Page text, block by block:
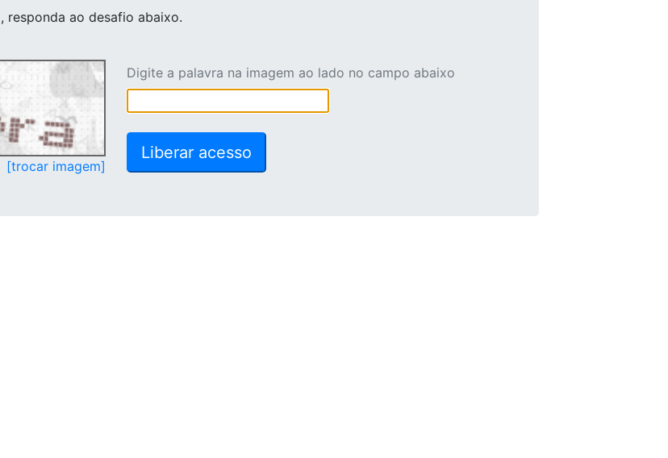
, responda ao desafio abaixo.
[trocar imagem]
Digite a palavra na imagem ao lado no campo abaixo